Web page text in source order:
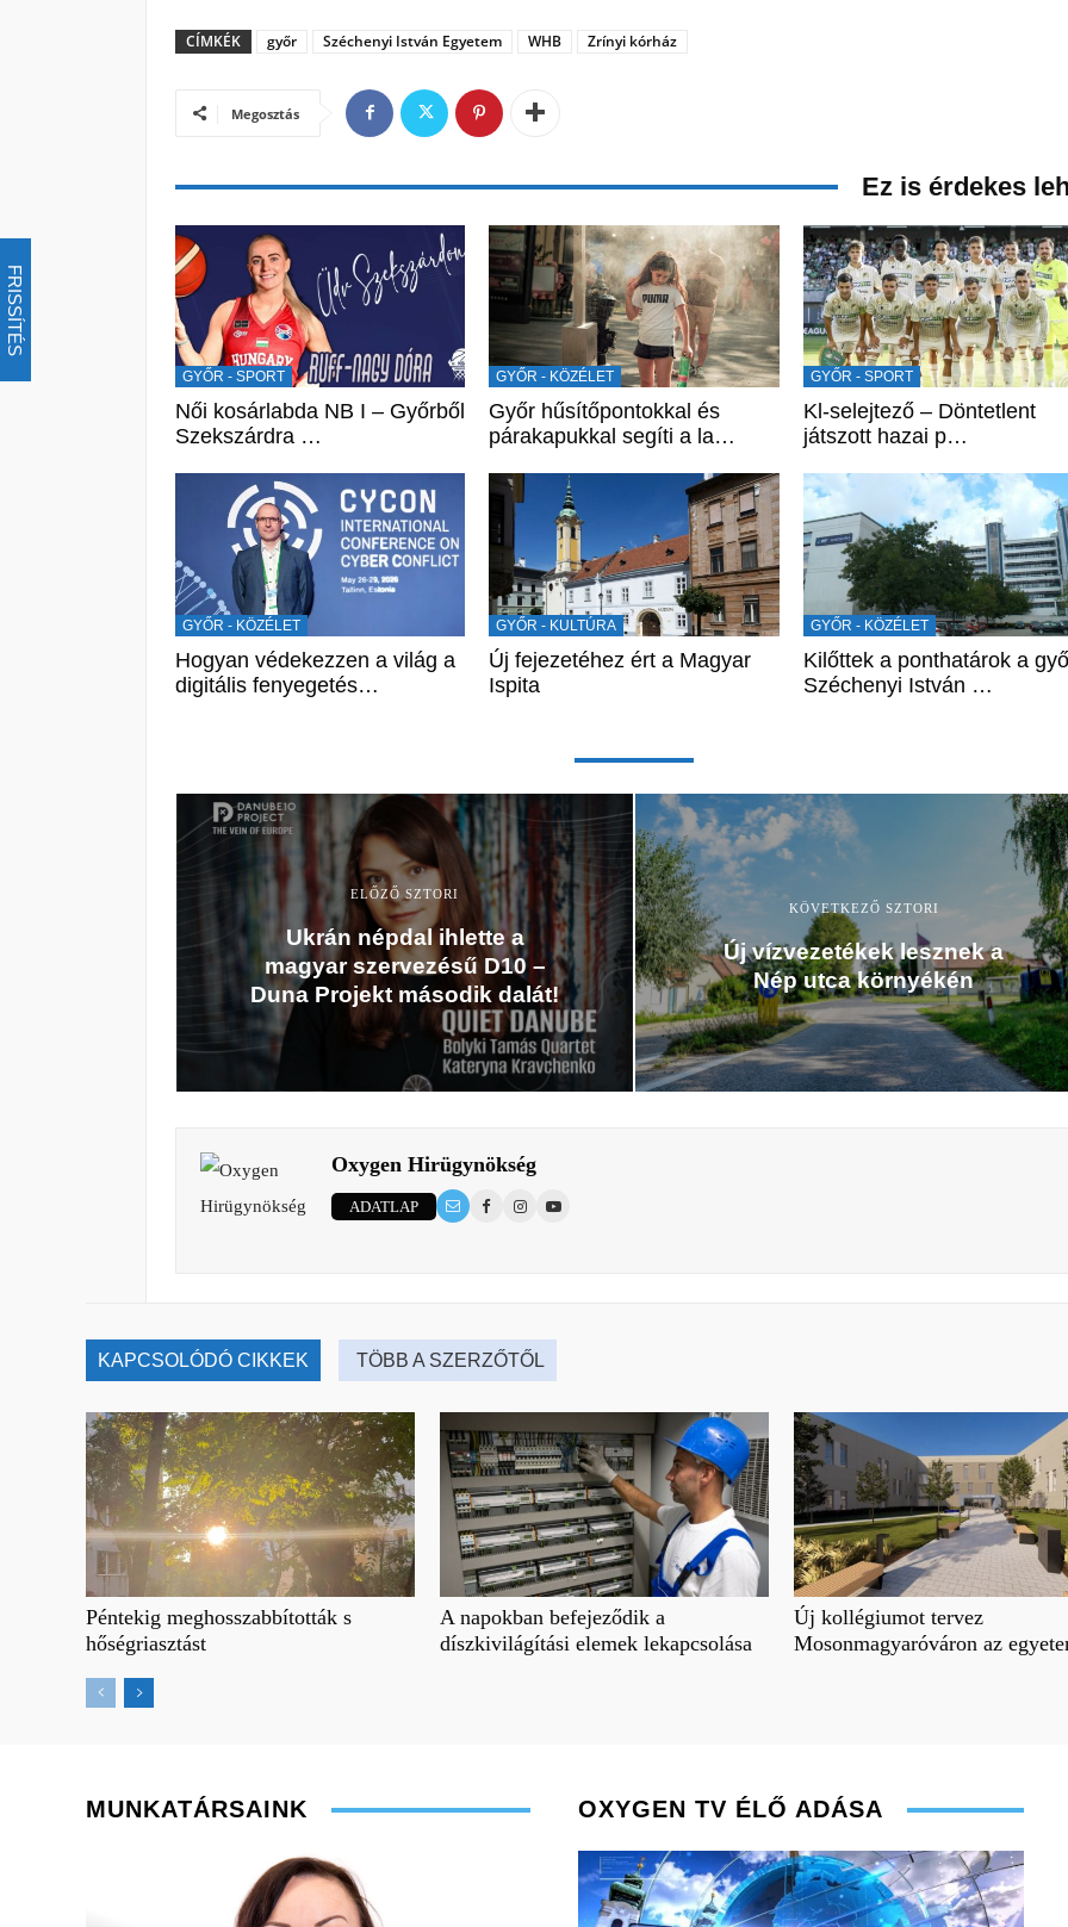
FRISSÍTÉS
CÍMKÉK győr Széchenyi István Egyetem WHB Zrínyi kórház
Megosztás
Ez is érdekes
GYŐR - SPORT
Női kosárlabda NB I – Győrből
Szekszárdra …
GYŐR - KÖZÉLET
Győr hűsítőpontokkal és
párakapukkal segíti a la…
GYŐR - SPORT
Kl-selejtező – Döntetlent
játszott hazai p…
GYŐR - KÖZÉLET
Hogyan védekezzen a világ a
digitális fenyegetés…
GYŐR - KULTÚRA
Új fejezetéhez ért a Magyar
Ispita
GYŐR - KÖZÉLET
Kilőttek a ponthatárok a
Széchenyi István …
ELŐZŐ SZTORI
Ukrán népdal ihlette a
magyar szervezésű D10 –
Duna Projekt második dalát!
KÖVETKEZŐ SZTORI
Új vízvezetékek lesznek a
Nép utca környékén
Oxygen Hirügynökség
ADATLAP
KAPCSOLÓDÓ CIKKEK TÖBB A SZERZŐTŐL
Péntekig meghosszabbították s
hőségriasztást
A napokban befejeződik a
díszkivilágítási elemek lekapcsolása
Új kollégiumot tervez
Mosonmagyaróváron az
MUNKATÁRSAINK OXYGEN TV ÉLŐ ADÁSA